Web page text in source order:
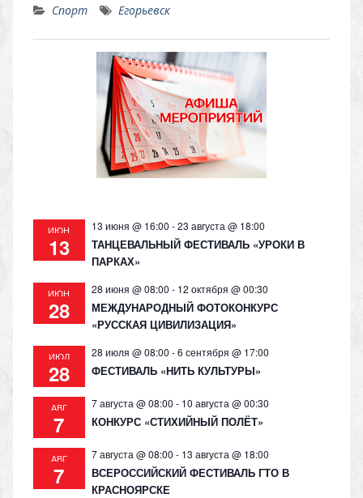
n
o
kl
as
s
ni
ki
e
gr
a
m
at
s
A
p
p
y
Li
n
k
Спорт Егорьевск
ИЮН
13
13 июня @ 16:00 -23 августа @ 18:00
ТАНЦЕВАЛЬНЫЙ ФЕСТИВАЛЬ «УРОКИ В
ПАРКАХ»
ИЮН
28
28 июня @ 08:00 - 12 октября @ 00:30
МЕЖДУНАРОДНЫЙ ФОТОКОНКУРС
«РУССКАЯ ЦИВИЛИЗАЦИЯ»
ИЮЛ
28
28 июля @ 08:00 -6 сентября @ 17:00
ФЕСТИВАЛЬ «НИТЬ КУЛЬТУРЫ»
АВГ
7
7 августа @ 08:00 - 10 августа @ 00:30
КОНКУРС «СТИХИЙНЫЙ ПОЛЁТ»
АВГ
7
7 августа @ 08:00 - 13 августа @ 18:00
ВСЕРОССИЙСКИЙ ФЕСТИВАЛЬ ГТО В
КРАСНОЯРСКЕ